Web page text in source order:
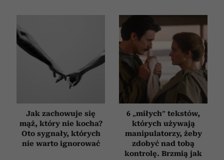
Jak zachowuje się
mąż, który nie kocha?
Oto sygnały, których
nie warto ignorować
6 „miłych” tekstów,
których używają
manipulatorzy, żeby
zdobyć nad tobą
kontrolę. Brzmią jak